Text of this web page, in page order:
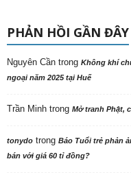
PHẢN HỒI GẦN ĐÂY
Nguyên Cần trong Không khí
ngoại năm 2025 tại Huế
Trần Minh trong Mở tranh Phật,
tonydo trong Báo Tuổi trẻ phản
bán với giá 60 tỉ đồng?